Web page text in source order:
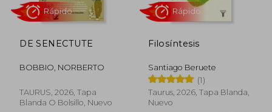
6% $ 69.000 45%
dcto.
DE SENECTUTE
BOBBIO, NORBERTO
TAURUS, 2026, Tapa
Blanda O Bolsillo, Nuevo
Filosíntesis
Santiago Beruete
(1)
Taurus, 2026, Tapa Blanda,
Nuevo